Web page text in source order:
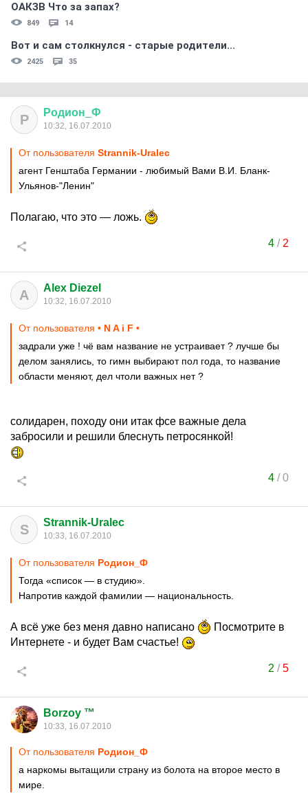
ОАКЗВ Что за запах?
849 14
Вот и сам столкнулся - старые родители...
2425 35
Р Родион Ф
10:32, 16.07.2010
От пользователя Strannik-Uralec
агент Генштаба Германии - любимый Вами В.И. Бланк-
Ульянов-"Ленин"
Полагаю, что это — ложь.
4/ 2
A Alex Diezel
10:32, 16.07.2010
От пользователя • N A i F •
задрали уже ! чё вам название не устраивает ? лучше бы
делом занялись, то гимн выбирают пол года, то название
области меняют, дел чтоли важных нет ?
солидарен, походу они итак фсе важные дела
забросили и решили блеснуть петросянкой!
4/0
S Strannik-Uralec
10:33, 16.07.2010
От пользователя Родион_Ф
Тогда «список — в студию».
Напротив каждой фамилии — национальность.
А всё уже без меня давно написано
Посмотрите в
Интернете - и будет Вам счастье!
2 /5
Borzoy ™
10:33, 16.07.2010
От пользователя Родион_Ф
а наркомы вытащили страну из болота на второе место в
мире.